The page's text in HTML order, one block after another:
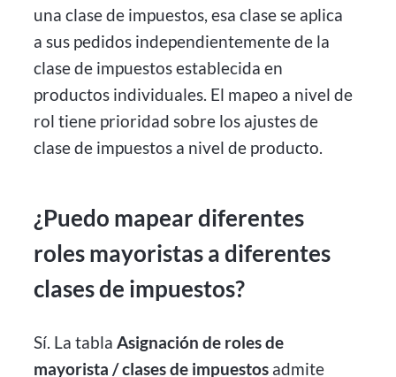
una clase de impuestos, esa clase se aplica
a sus pedidos independientemente de la
clase de impuestos establecida en
productos individuales. El mapeo a nivel de
rol tiene prioridad sobre los ajustes de
clase de impuestos a nivel de producto.
¿Puedo mapear diferentes
roles mayoristas a diferentes
clases de impuestos?
Sí. La tablaAsignación de roles de
mayorista / clases de impuestos admite